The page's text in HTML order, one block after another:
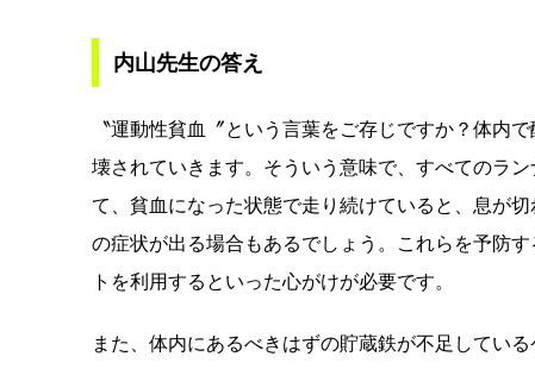
内山先生の答え
〝運動性貧血〞という言葉をご存じですか？体内
壊されていきます。そういう意味で、すべてのラ
て、貧血になった状態で走り続けていると、息が
の症状が出る場合もあるでしょう。これらを予防
トを利用するといった心がけが必要です。
また、体内にあるべきはずの貯蔵鉄が不足してい